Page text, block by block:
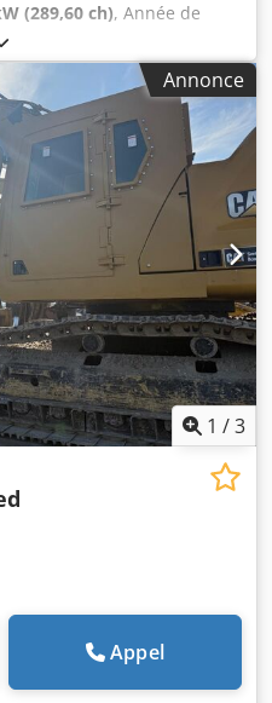
(289,60 ch), Année de
fonctionnement:
MYG00396, N° de série :
Scvox Afmer Poids :
Annonce
1 /3
Appel